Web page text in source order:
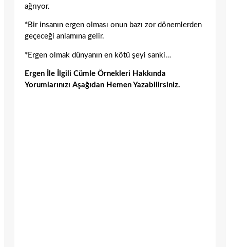
ağrıyor.
*Bir insanın ergen olması onun bazı zor dönemlerden
geçeceği anlamına gelir.
*Ergen olmak dünyanın en kötü şeyi sanki…
Ergen İle İlgili Cümle Örnekleri Hakkında
Yorumlarınızı Aşağıdan Hemen Yazabilirsiniz.